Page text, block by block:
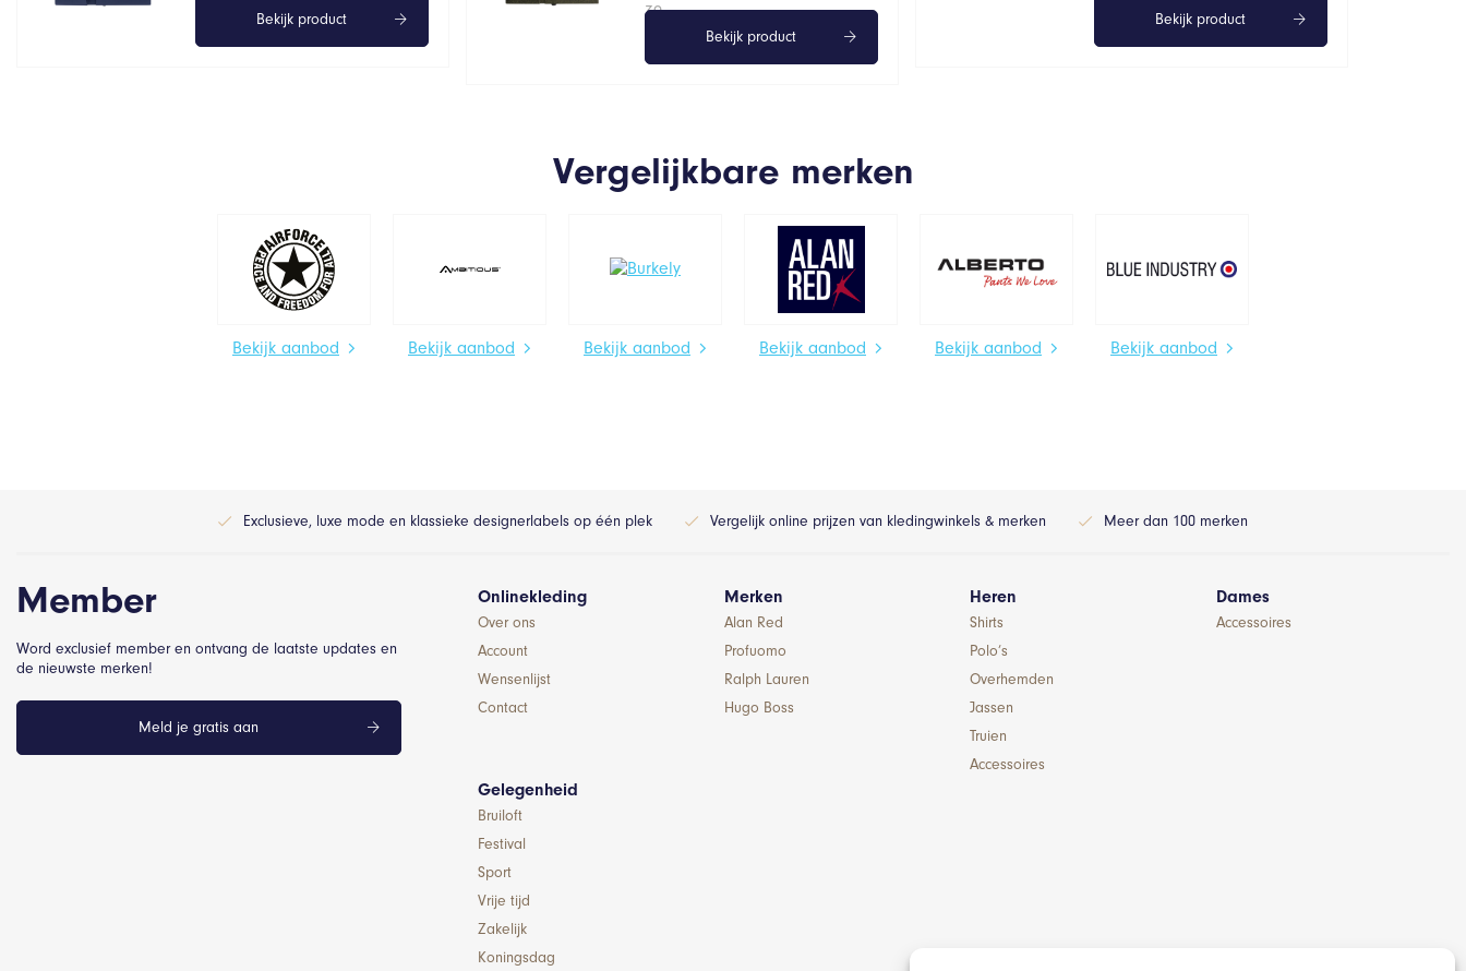
Bekijk product
39
Bekijk product
Bekijk product
Vergelijkbare merken
Bekijk aanbod Bekijk aanbod Bekijk aanbod Bekijk aanbod Bekijk aanbod Bekijk aanbod
Exclusieve, luxe mode en klassieke designerlabels op één plek Vergelijk online prijzen van kledingwinkels & merken Meer dan 100 merken
Member
Word exclusief member en ontvang de laatste updates en
de nieuwste merken!
Meld je gratis aan
Onlinekleding
Over ons
Account
Wensenlijst
Contact
Merken
Alan Red
Profuomo
Ralph Lauren
Hugo Boss
Heren
Shirts
Polo’s
Overhemden
Jassen
Truien
Accessoires
Dames
Accessoires
Gelegenheid
Bruiloft
Festival
Sport
Vrije tijd
Zakelijk
Koningsdag